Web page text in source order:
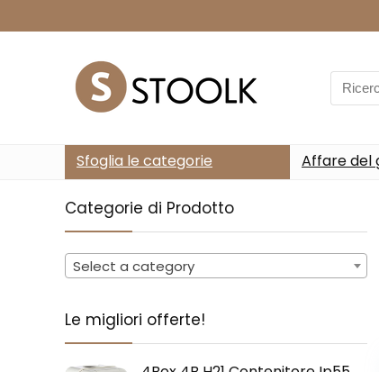
Search
for:
Sfoglia le categorie Affare del
Categorie di Prodotto
Select a category
Le migliori offerte!